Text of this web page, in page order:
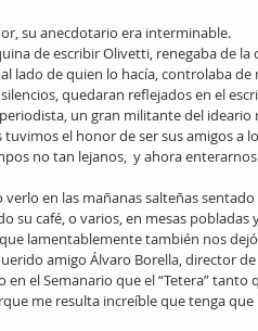
su anecdotario era interminable.
de escribir Olivetti, renegaba de
lado de quien lo hacía, controlaba
quedaran reflejados en el
un gran militante del
tuvimos el honor de ser sus amigos a
no tan lejanos,  y ahora
verlo en las mañanas salteñas
su café, o varios, en mesas
lamentablemente también nos
amigo Álvaro Borella, director
en el Semanario que el “Tetera”
me resulta increíble que tenga